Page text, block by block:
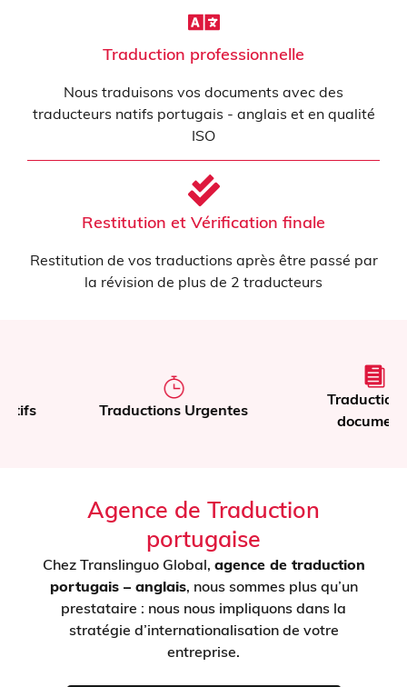
Traduction professionnelle
Nous traduisons vos documents avec des
traducteurs natifs portugais - anglais et en qualité
ISO
Restitution et Vérification finale
Restitution de vos traductions après être passé par
la révision de plus de 2 traducteurs
Traductions Urgentes
Traduction de
documents
Agence de Traduction
portugaise
Chez Translinguo Global, agence de traduction
portugais – anglais, nous sommes plus qu’un
prestataire : nous nous impliquons dans la
stratégie d’internationalisation de votre
entreprise.